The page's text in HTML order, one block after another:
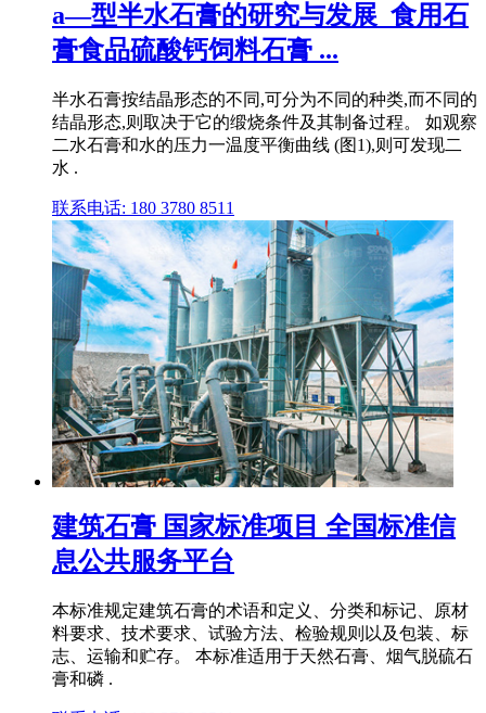
a—型半水石膏的研究与发展_食用石
膏食品硫酸钙饲料石膏 ...
半水石膏按结晶形态的不同,可分为不同的种类,而不同的
结晶形态,则取决于它的缎烧条件及其制备过程。 如观察
二水石膏和水的压力一温度平衡曲线 (图1),则可发现二
水 .
联系电话: 180 3780 8511
建筑石膏 国家标准项目 全国标准信
息公共服务平台
本标准规定建筑石膏的术语和定义、分类和标记、原材
料要求、技术要求、试验方法、检验规则以及包装、标
志、运输和贮存。 本标准适用于天然石膏、烟气脱硫石
膏和磷 .